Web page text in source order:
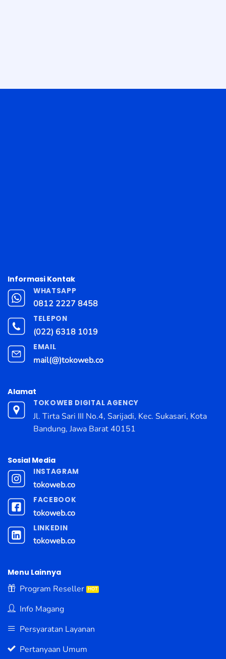
Informasi Kontak
WHATSAPP
0812 2227 8458
TELEPON
(022) 6318 1019
EMAIL
mail(@)tokoweb.co
Alamat
TOKOWEB DIGITAL AGENCY
Jl. Tirta Sari III No.4, Sarijadi, Kec. Sukasari, Kota
Bandung, Jawa Barat 40151
Sosial Media
INSTAGRAM
tokoweb.co
FACEBOOK
tokoweb.co
LINKEDIN
tokoweb.co
Menu Lainnya
Program Reseller
Info Magang
Persyaratan Layanan
Pertanyaan Umum